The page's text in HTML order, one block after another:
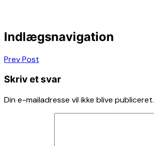
Indlægsnavigation
Prev Post
Skriv et svar
Din e-mailadresse vil ikke blive publiceret.